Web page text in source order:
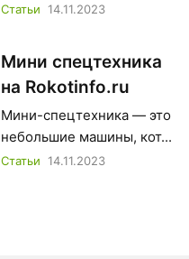
Статьи 14.11.2023
Мини спецтехника
на Rokotinfo.ru
Мини-спецтехника — это
небольшие машины, кот...
Статьи 14.11.2023